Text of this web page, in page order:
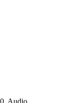
Audio